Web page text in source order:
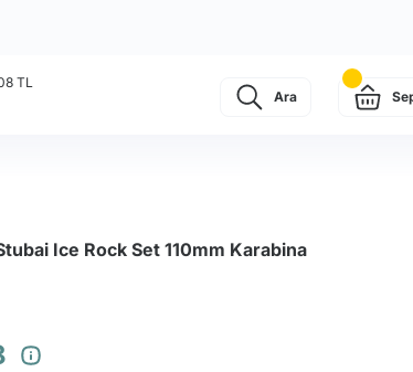
Ara
Ice Rock Set 110mm Karabina